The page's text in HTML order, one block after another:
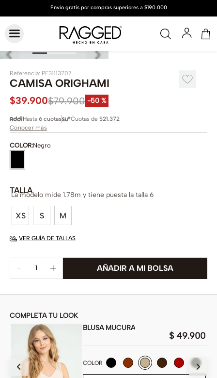
Referencia: PF31113707
CAMISA ORIGHAMI
$39.900$79.900 -50 %
Hasta 6 cuotas Cuotas de $21.372
Conocer más
COLOR:Negro
TALLA
XS S M
La modelo mide 1.78m y tiene puesta la talla 6
VER GUÍA DE TALLAS
COMPLETA TU LOOK
BLUSA MUCURA
$ 49.900
COLOR